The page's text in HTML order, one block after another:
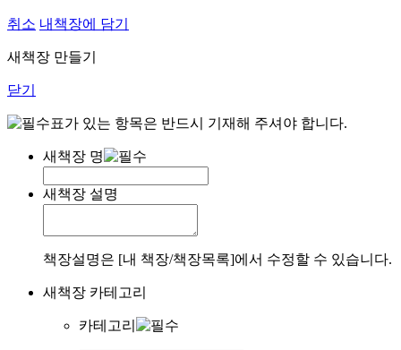
취소 내책장에 담기
새책장 만들기
닫기
표가 있는 항목은 반드시 기재해 주셔야 합니다.
새책장 명
새책장 설명
책장설명은 [내 책장/책장목록]에서 수정할 수 있습니다.
새책장 카테고리
카테고리